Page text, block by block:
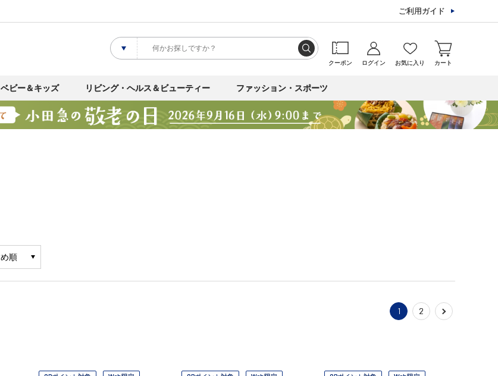
ご利用ガイド
クーポン ログイン お気に入り カート
ベビー＆キッズ リビング・ヘルス＆ビューティー ファッション・スポーツ
1 2